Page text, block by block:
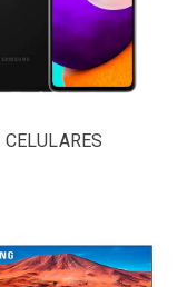
CELULARES